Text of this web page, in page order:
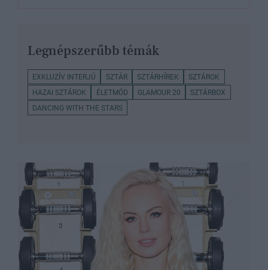
Legnépszerűbb témák
EXKLUZÍV INTERJÚ SZTÁR SZTÁRHÍREK
SZTÁROK
HAZAI SZTÁROK
ÉLETMÓD GLAMOUR 20
SZTÁRBOX
DANCING WITH THE STARS